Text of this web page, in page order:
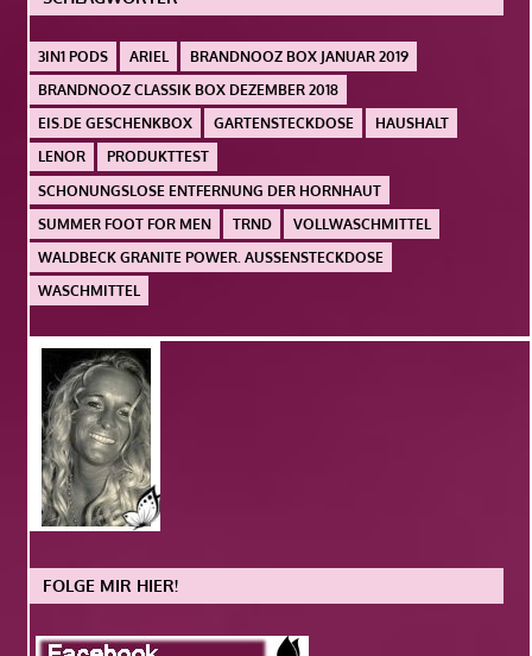
3IN1 PODS ARIEL
BRANDNOOZ BOX JANUAR 2019
BRANDNOOZ CLASSIK BOX DEZEMBER 2018
EIS.DE GESCHENKBOX
GARTENSTECKDOSE
HAUSHALT
LENOR
PRODUKTTEST
SCHONUNGSLOSE ENTFERNUNG DER HORNHAUT
SUMMER FOOT FOR MEN
TRND
VOLLWASCHMITTEL
WALDBECK GRANITE POWER. AUSSENSTECKDOSE
WASCHMITTEL
FOLGE MIR HIER!